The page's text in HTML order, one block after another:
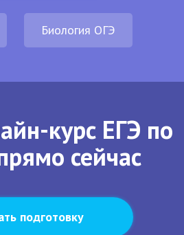
Биология ОГЭ
курс ЕГЭ по
сейчас
подготовку